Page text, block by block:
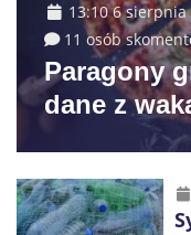
13:10 6 sierpnia
11 osób
Paragony
dane z